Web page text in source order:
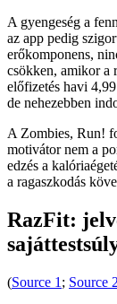
A gyengeség a
az app pedig
erőkomponens,
csökken, amikor a
előfizetés havi
de nehezebben
A Zombies, Run!
motivátor nem a
edzés a
a ragaszkodás
RazFit:
(Source 1 ; Source 2